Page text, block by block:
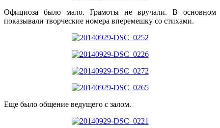
Официоза было мало. Грамоты не вручали. В основном
показывали творческие номера вперемешку со стихами.
Еще было общение ведущего с залом.